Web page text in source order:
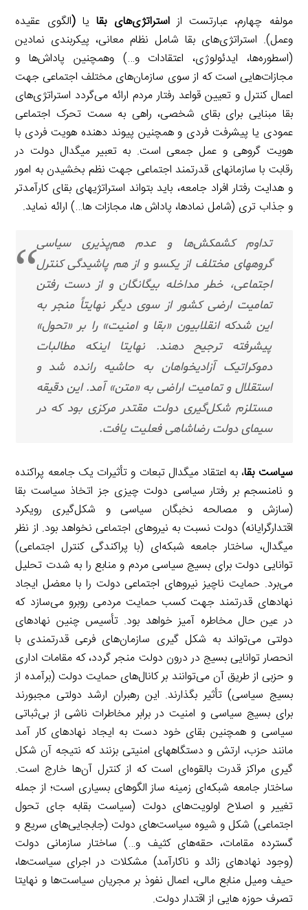
مولفه چهارم، عبارتست ازاستراتژی‌های بقا یا (الگوی عقیده
وعمل). استراتژی‌های بقا شامل نظام معانی، پیکربندی نمادین
(اسطوره‌ها، ایدئولوژی، اعتقادات و…) وهمچنین پاداش‌ها و
مجازات‌هایی است که از سوی سازمان‌های مختلف اجتماعی جهت
اعمال کنترل و تعیین قواعد رفتار مردم ارائه می‌گردد استراتژی‌های
بقا مبنایی برای بقای شخصی، راهی به سمت تحرک اجتماعی
عمودی یا پیشرفت فردی و همچنین پیوند دهنده هویت فردی با
هویت گروهی و عمل جمعی است. به تعبیر میگدال دولت در
رقابت با سازمانهای قدرتمند اجتماعی جهت نظم بخشیدن به امور
و هدایت رفتار افراد جامعه، باید بتواند استراتژیهای بقای کارآمدتر
و جذاب تری (شامل نمادها، پاداش ها، مجازات ها…) ارائه نماید.
تداوم کشمکش‌ها و عدم هم‌پذیری سیاسی
گروههای مختلف از یکسو و از هم پاشیدگی کنترل
اجتماعی، خطر مداخله بیگانگان و از دست رفتن
تمامیت ارضی کشور از سوی دیگر نهایتاً منجر به
این شدکه انقلابیون «بقا و امنیت» را بر «تحول»
پیشرفته ترجیح دهند. نهایتا اینکه مطالبات
دموکراتیک آزادیخواهان به حاشیه رانده شد و
استقلال و تمامیت اراضی به «متن» آمد. این دقیقه
مستلزم شکل‌گیری دولت مقتدر مرکزی بود که در
سیمای دولت رضاشاهی فعلیت یافت.
سیاست بقا، به اعتقاد میگدال تبعات و تأثیرات یک جامعه پراکنده
و نامنسجم بر رفتار سیاسی دولت چیزی جز اتخاذ سیاست بقا
(سازش و مصالحه نخبگان سیاسی و شکل‌گیری رویکرد
اقتدارگرایانه) دولت نسبت به نیروهای اجتماعی نخواهد بود. از نظر
میگدال، ساختار جامعه شبکه‌ای (با پراکندگی کنترل اجتماعی)
توانایی دولت برای بسیج سیاسی مردم و منابع را به شدت تحلیل
می‌برد. حمایت ناچیز نیروهای اجتماعی دولت را با معضل ایجاد
نهادهای قدرتمند جهت کسب حمایت مردمی روبرو می‌سازد که
در عین حال مخاطره آمیز خواهد بود. تأسیس چنین نهادهای
دولتی می‌تواند به شکل گیری سازمان‌های فرعی قدرتمندی با
انحصار توانایی بسیج در درون دولت منجر گردد، که مقامات اداری
و حزبی از طریق آن می‌توانند بر کانال‌های حمایت دولت (برآمده از
بسیج سیاسی) تأثیر بگذارند. این رهبران ارشد دولتی مجبورند
برای بسیج سیاسی و امنیت در برابر مخاطرات ناشی از بی‌ثباتی
سیاسی و همچنین بقای خود دست به ایجاد نهادهای کار آمد
مانند حزب، ارتش و دستگاههای امنیتی بزنند که نتیجه آن شکل
گیری مراکز قدرت بالقوه‌ای است که از کنترل آن‌ها خارج است.
ساختار جامعه شبکه‌ای زمینه ساز الگوهای بسیاری است؛ از جمله
تغییر و اصلاح اولویت‌های دولت (سیاست بقابه جای تحول
اجتماعی) شکل و شیوه سیاست‌های دولت (جابجایی‌های سریع و
گسترده مقامات، حقه‌های کثیف و…) ساختار سازمانی دولت
(وجود نهادهای زائد و ناکارآمد) مشکلات در اجرای سیاست‌ها،
حیف ومیل منابع مالی، اعمال نفوذ بر مجریان سیاست‌ها و نهایتا
تصرف حوزه هایی از اقتدار دولت.